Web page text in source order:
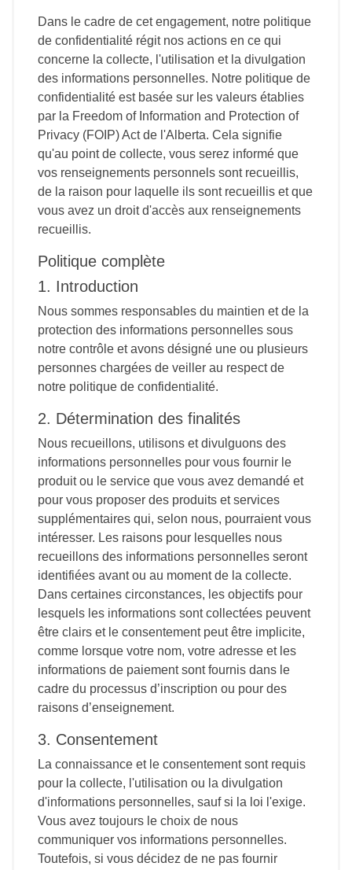
Dans le cadre de cet engagement, notre politique
de confidentialité régit nos actions en ce qui
concerne la collecte, l'utilisation et la divulgation
des informations personnelles. Notre politique de
confidentialité est basée sur les valeurs établies
par la Freedom of Information and Protection of
Privacy (FOIP) Act de l'Alberta. Cela signifie
qu'au point de collecte, vous serez informé que
vos renseignements personnels sont recueillis,
de la raison pour laquelle ils sont recueillis et que
vous avez un droit d'accès aux renseignements
recueillis.
Politique complète
1. Introduction
Nous sommes responsables du maintien et de la
protection des informations personnelles sous
notre contrôle et avons désigné une ou plusieurs
personnes chargées de veiller au respect de
notre politique de confidentialité.
2. Détermination des finalités
Nous recueillons, utilisons et divulguons des
informations personnelles pour vous fournir le
produit ou le service que vous avez demandé et
pour vous proposer des produits et services
supplémentaires qui, selon nous, pourraient vous
intéresser. Les raisons pour lesquelles nous
recueillons des informations personnelles seront
identifiées avant ou au moment de la collecte.
Dans certaines circonstances, les objectifs pour
lesquels les informations sont collectées peuvent
être clairs et le consentement peut être implicite,
comme lorsque votre nom, votre adresse et les
informations de paiement sont fournis dans le
cadre du processus d’inscription ou pour des
raisons d’enseignement.
3. Consentement
La connaissance et le consentement sont requis
pour la collecte, l'utilisation ou la divulgation
d'informations personnelles, sauf si la loi l'exige.
Vous avez toujours le choix de nous
communiquer vos informations personnelles.
Toutefois, si vous décidez de ne pas fournir